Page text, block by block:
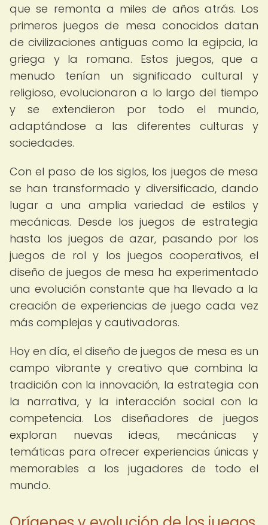
que se remonta a miles de años atrás. Los
primeros juegos de mesa conocidos datan
de civilizaciones antiguas como la egipcia, la
griega y la romana. Estos juegos, que a
menudo tenían un significado cultural y
religioso, evolucionaron a lo largo del tiempo
y se extendieron por todo el mundo,
adaptándose a las diferentes culturas y
sociedades.
Con el paso de los siglos, los juegos de mesa
se han transformado y diversificado, dando
lugar a una amplia variedad de estilos y
mecánicas. Desde los juegos de estrategia
hasta los juegos de azar, pasando por los
juegos de rol y los juegos cooperativos, el
diseño de juegos de mesa ha experimentado
una evolución constante que ha llevado a la
creación de experiencias de juego cada vez
más complejas y cautivadoras.
Hoy en día, el diseño de juegos de mesa es un
campo vibrante y creativo que combina la
tradición con la innovación, la estrategia con
la narrativa, y la interacción social con la
competencia. Los diseñadores de juegos
exploran nuevas ideas, mecánicas y
temáticas para ofrecer experiencias únicas y
memorables a los jugadores de todo el
mundo.